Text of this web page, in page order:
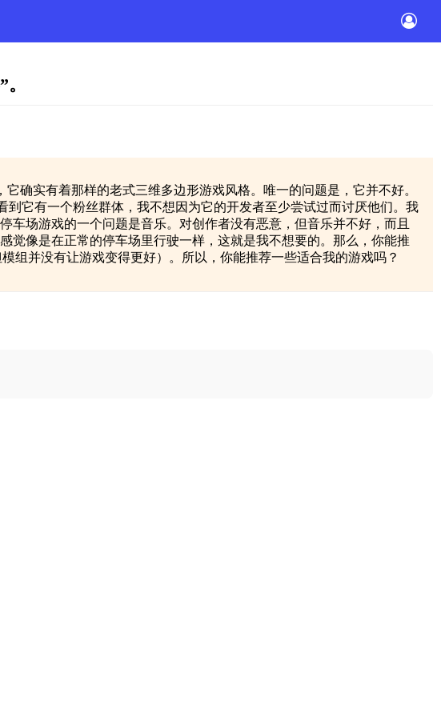
确实有着那样的老式三维多边形游戏风格。唯一的问题是，它并不好。
它有一个粉丝群体，我不想因为它的开发者至少尝试过而讨厌他们。我
场游戏的一个问题是音乐。对创作者没有恶意，但音乐并不好，而且
觉像是在正常的停车场里行驶一样，这就是我不想要的。那么，你能推
组并没有让游戏变得更好）。所以，你能推荐一些适合我的游戏吗？